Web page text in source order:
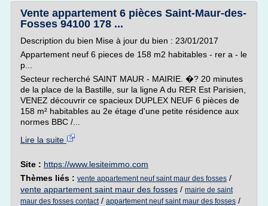
Vente appartement 6 pièces Saint-Maur-des-
Fosses 94100 178 ...
Description du bien Mise à jour du bien : 23/01/2017
Appartement neuf 6 pieces de 158 m2 habitables - rer a - le
p...
Secteur recherché SAINT MAUR - MAIRIE. �? 20 minutes
de la place de la Bastille, sur la ligne A du RER Est Parisien,
VENEZ découvrir ce spacieux DUPLEX NEUF 6 pièces de
158 m² habitables au 2e étage d'une petite résidence aux
normes BBC /...
Lire la suite
Site : https://www.lesiteimmo.com
Thèmes liés : vente appartement neuf saint maur des fosses /
vente appartement saint maur des fosses / mairie de saint
maur des fosses contact/ appartement neuf saint maur des fosses /